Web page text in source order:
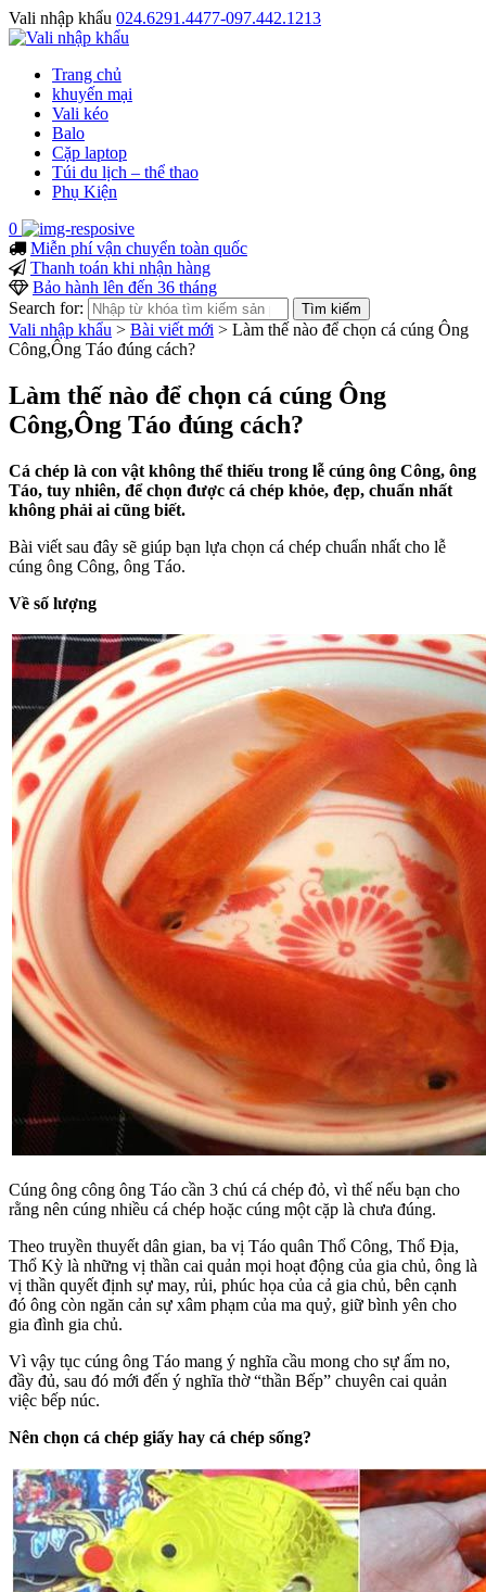
Vali nhập khẩu 024.6291.4477-097.442.1213
Trang chủ
khuyến mại
Vali kéo
Balo
Cặp laptop
Túi du lịch – thể thao
Phụ Kiện
0
Miễn phí vận chuyển toàn quốc
Thanh toán khi nhận hàng
Bảo hành lên đến 36 tháng
Search for:
Vali nhập khẩu > Bài viết mới > Làm thế nào để chọn cá cúng Ông
Công,Ông Táo đúng cách?
Làm thế nào để chọn cá cúng Ông
Công,Ông Táo đúng cách?
Cá chép là con vật không thể thiếu trong lễ cúng ông Công, ông
Táo, tuy nhiên, để chọn được cá chép khỏe, đẹp, chuẩn nhất
không phải ai cũng biết.
Bài viết sau đây sẽ giúp bạn lựa chọn cá chép chuẩn nhất cho lễ
cúng ông Công, ông Táo.
Về số lượng
Cúng ông công ông Táo cần 3 chú cá chép đỏ, vì thế nếu bạn cho
rằng nên cúng nhiều cá chép hoặc cúng một cặp là chưa đúng.
Theo truyền thuyết dân gian, ba vị Táo quân Thổ Công, Thổ Địa,
Thổ Kỳ là những vị thần cai quản mọi hoạt động của gia chủ, ông là
vị thần quyết định sự may, rủi, phúc họa của cả gia chủ, bên cạnh
đó ông còn ngăn cản sự xâm phạm của ma quỷ, giữ bình yên cho
gia đình gia chủ.
Vì vậy tục cúng ông Táo mang ý nghĩa cầu mong cho sự ấm no,
đầy đủ, sau đó mới đến ý nghĩa thờ “thần Bếp” chuyên cai quản
việc bếp núc.
Nên chọn cá chép giấy hay cá chép sống?